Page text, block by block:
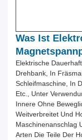
Was Ist
Elektrische
Drehbank, In
Schleifmaschine, In
Etc., Unter
Innere Ohne
Weitverbreitet Und
Maschinenanschlag
Arten Die Teile Der